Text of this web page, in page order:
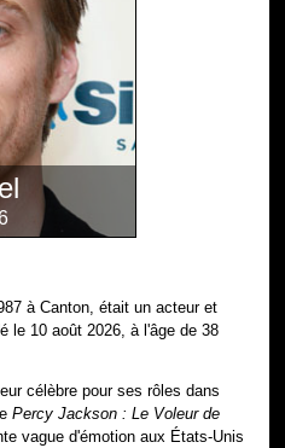
à Canton, était un acteur et
le 10 août 2026, à l'âge de 38
célèbre pour ses rôles dans
Percy Jackson : Le Voleur de
vague d'émotion aux États-Unis